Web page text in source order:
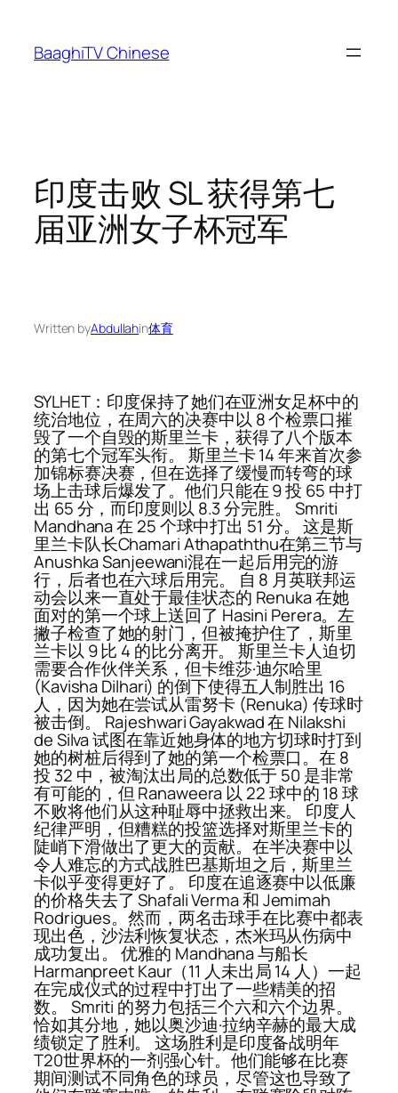
content
BaaghiTV Chinese
印度击败 SL 获得第七
届亚洲女子杯冠军
Written byAbdullahin体育
SYLHET：印度保持了她们在亚洲女足杯中的
统治地位，在周六的决赛中以 8 个检票口摧
毁了一个自毁的斯里兰卡，获得了八个版本
的第七个冠军头衔。 斯里兰卡 14 年来首次参
加锦标赛决赛，但在选择了缓慢而转弯的球
场上击球后爆发了。他们只能在 9 投 65 中打
出 65 分，而印度则以 8.3 分完胜。 Smriti
Mandhana 在 25 个球中打出 51 分。 这是斯
里兰卡队长Chamari Athapaththu在第三节与
Anushka Sanjeewani混在一起后用完的游
行，后者也在六球后用完。 自 8 月英联邦运
动会以来一直处于最佳状态的 Renuka 在她
面对的第一个球上送回了 Hasini Perera。左
撇子检查了她的射门，但被掩护住了，斯里
兰卡以 9 比 4 的比分离开。 斯里兰卡人迫切
需要合作伙伴关系，但卡维莎·迪尔哈里
(Kavisha Dilhari) 的倒下使得五人制胜出 16
人，因为她在尝试从雷努卡 (Renuka) 传球时
被击倒。 Rajeshwari Gayakwad 在 Nilakshi
de Silva 试图在靠近她身体的地方切球时打到
她的树桩后得到了她的第一个检票口。在 8
投 32 中，被淘汰出局的总数低于 50 是非常
有可能的，但 Ranaweera 以 22 球中的 18 球
不败将他们从这种耻辱中拯救出来。 印度人
纪律严明，但糟糕的投篮选择对斯里兰卡的
陡峭下滑做出了更大的贡献。在半决赛中以
令人难忘的方式战胜巴基斯坦之后，斯里兰
卡似乎变得更好了。 印度在追逐赛中以低廉
的价格失去了 Shafali Verma 和 Jemimah
Rodrigues。然而，两名击球手在比赛中都表
现出色，沙法利恢复状态，杰米玛从伤病中
成功复出。 优雅的 Mandhana 与船长
Harmanpreet Kaur（11 人未出局 14 人）一起
在完成仪式的过程中打出了一些精美的招
数。 Smriti 的努力包括三个六和六个边界。
恰如其分地，她以奥沙迪·拉纳辛赫的最大成
绩锁定了胜利。 这场胜利是印度备战明年
T20世界杯的一剂强心针。他们能够在比赛
期间测试不同角色的球员，尽管这也导致了